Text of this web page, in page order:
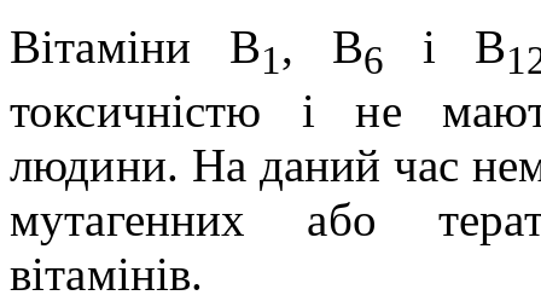
Вітаміни В1, В6 і В
токсичністю і не
людини. На даний час
мутагенних або
вітамінів.